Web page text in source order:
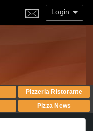
Login
Pizzeria Ristorante
Pizza News